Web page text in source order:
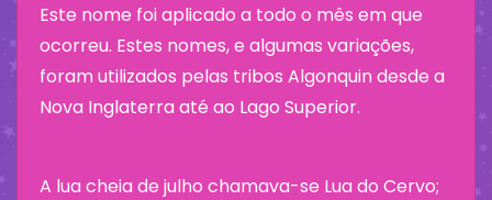
Este nome foi aplicado a todo o mês em que
ocorreu. Estes nomes, e algumas variações,
foram utilizados pelas tribos Algonquin desde a
Nova Inglaterra até ao Lago Superior.
A lua cheia de julho chamava-se Lua do Cervo;